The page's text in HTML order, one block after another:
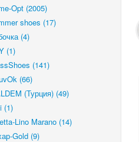
Opt (2005)
shoes (17)
(4)
(1)
(141)
(66)
(Турция) (49)
(1)
Lino Marano (14)
Gold (9)